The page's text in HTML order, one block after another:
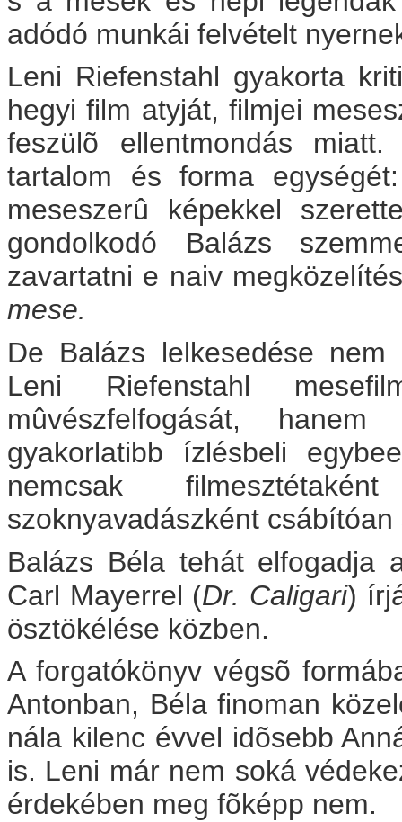
adódó munkái felvételt
Leni Riefenstahl gyakorta
hegyi film atyját, filmjei
feszülõ ellentmondás
tartalom és forma
meseszerû képekkel
gondolkodó Balázs
zavartatni e naiv
mese.
De Balázs lelkesedése
Leni Riefenstahl
mûvészfelfogását,
gyakorlatibb ízlésbeli
nemcsak
szoknyavadászként
Balázs Béla tehát elfogadja
Carl Mayerrel (Dr. Caligari)
ösztökélése közben.
A forgatókönyv végsõ
Antonban, Béla finoman
nála kilenc évvel idõsebb
is. Leni már nem soká
érdekében meg fõképp nem.